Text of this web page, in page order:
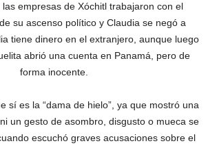
empresas de Xóchitl trabajaron con el
su ascenso político y Claudia se negó a
tiene dinero en el extranjero, aunque luego
abrió una cuenta en Panamá, pero de
forma inocente.
sí es la “dama de hielo”, ya que mostró una
un gesto de asombro, disgusto o mueca se
escuchó graves acusaciones sobre el